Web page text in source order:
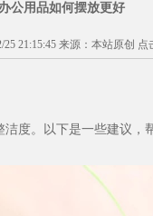
办公用品如何摆放更好
25 21:15:45 来源：本站原创 点
度。以下是一些建议，